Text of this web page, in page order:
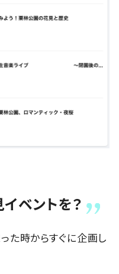
ベントを？
た時からすぐに企画し